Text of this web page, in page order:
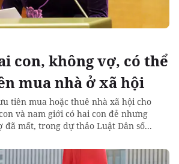
con, không vợ, có thể
mua nhà ở xã hội
tiên mua hoặc thuê nhà xã hội cho
và nam giới có hai con đẻ nhưng
đã mất, trong dự thảo Luật Dân số...